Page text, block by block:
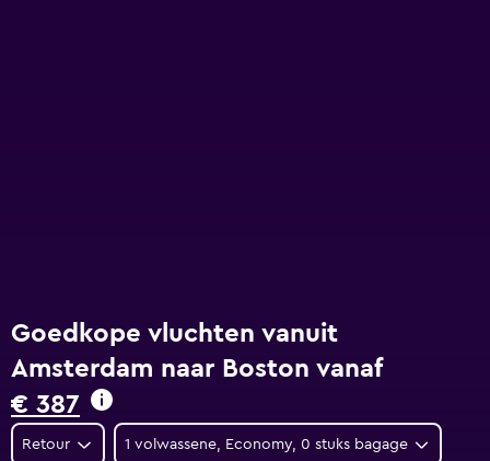
Goedkope vluchten vanuit
Amsterdam naar Boston vanaf
€ 387
Retour 1 volwassene, Economy, 0 stuks bagage